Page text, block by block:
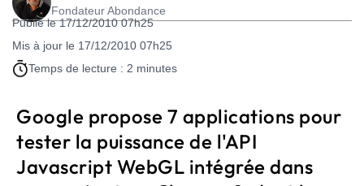
Fondateur Abondance
Publié le 17/12/2010 07h25
Mis à jour le 17/12/2010 07h25
Temps de lecture : 2 minutes
Google propose 7 applications pour
tester la puissance de l'API
Javascript WebGL intégrée dans